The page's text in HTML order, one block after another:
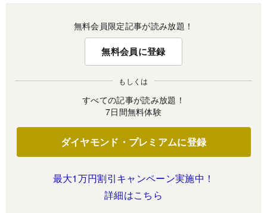
無料会員限定記事が読み放題！
無料会員に登録
もしくは
すべての記事が読み放題！
7日間無料体験
ダイヤモンド・プレミアムに登録
最大1万円割引キャンペーン実施中！
詳細はこちら